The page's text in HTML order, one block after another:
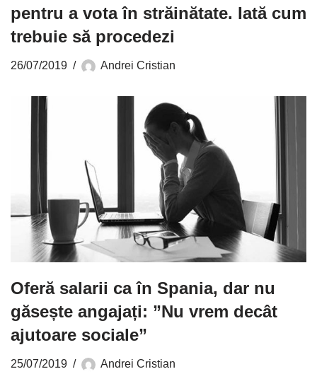
pentru a vota în străinătate. Iată cum
trebuie să procedezi
26/07/2019 Andrei Cristian
Oferă salarii ca în Spania, dar nu
găsește angajați: ”Nu vrem decât
ajutoare sociale”
25/07/2019 Andrei Cristian